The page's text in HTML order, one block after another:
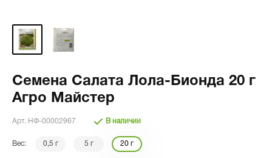
Семена Салата Лола-Бионда 20 г
Агро Майстер
Арт. НФ-00002967 В наличии
Вес: 0,5 г 5 г 20 г